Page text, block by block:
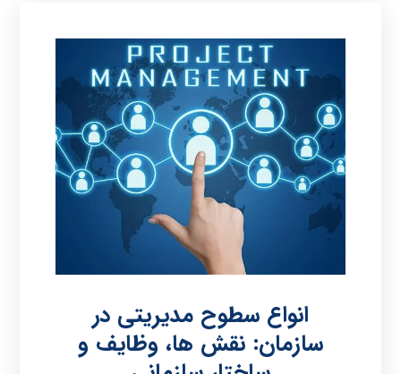
انواع سطوح مدیریتی در
سازمان: نقش‌ ها، وظایف و